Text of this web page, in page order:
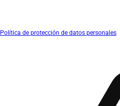
Política de protección de datos personales